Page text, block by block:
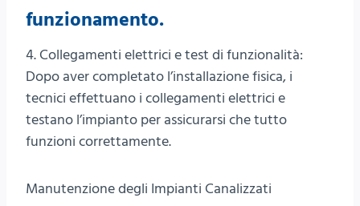
funzionamento.
4. Collegamenti elettrici e test di funzionalità:
Dopo aver completato l’installazione fisica, i
tecnici effettuano i collegamenti elettrici e
testano l’impianto per assicurarsi che tutto
funzioni correttamente.
Manutenzione degli Impianti Canalizzati